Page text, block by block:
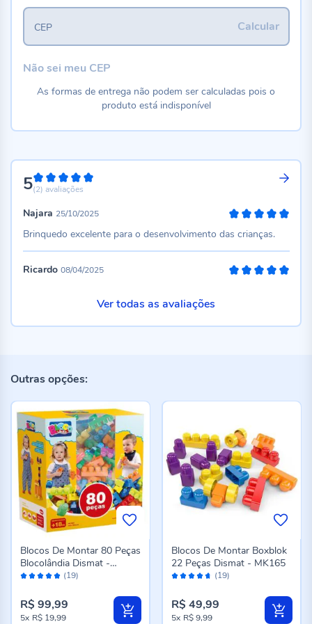
5100%
(2) avaliações
Najara 25/10/2025
Brinquedo excelente para o desenvolvimento das crianças.
Ricardo 08/04/2025
Ver todas as avaliações
Calcular
CEP
Não sei meu CEP
As formas de entrega não podem ser calculadas pois o
produto está indisponível
Outras opções:
Avaliação: (19)
Blocos De Montar 80 Peças
Blocolândia Dismat -
MK380
R$ 99,99
5x R$ 19,99
Avaliação: (19)
Blocos De Montar Boxblok
22 Peças Dismat - MK165
R$ 49,99
5x R$ 9,99